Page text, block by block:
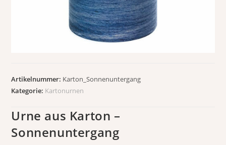
Artikelnummer: Karton_Sonnenuntergang
Kategorie: Kartonurnen
Urne aus Karton –
Sonnenuntergang